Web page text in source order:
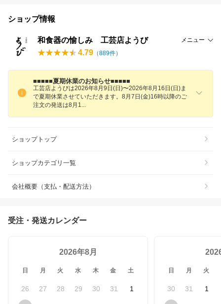
ショップ情報
和食器の愉しみ 工芸店ようび メニュー
4.79 （889件）
■■■■■夏期休業のお知らせ■■■■■
工芸店ようびは2026年8月9日(日)〜2026年8月16日(日)ま
で夏期休業させていただきます。8月7日(金)16時以降のご
注文の発送は8月 1
ショップトップ
ショップカテゴリ一覧
会社概要（支払・配送方法）
受注・発送カレンダー
2026年8月
日 月 火 水 木 金 土
26 27 28 29 30 31 1
日 月 火
30 31 1